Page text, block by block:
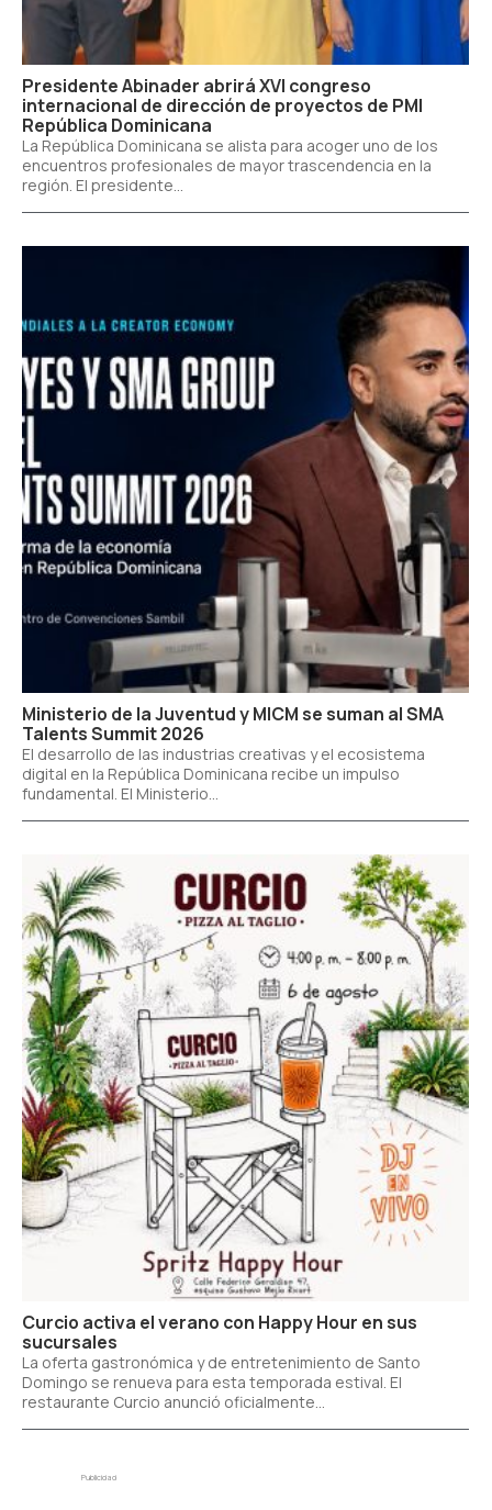
Presidente Abinader abrirá XVI congreso
internacional de dirección de proyectos de PMI
República Dominicana
La República Dominicana se alista para acoger uno de los
encuentros profesionales de mayor trascendencia en la
región. El presidente...
Ministerio de la Juventud y MICM se suman al SMA
Talents Summit 2026
El desarrollo de las industrias creativas y el ecosistema
digital en la República Dominicana recibe un impulso
fundamental. El Ministerio...
Curcio activa el verano con Happy Hour en sus
sucursales
La oferta gastronómica y de entretenimiento de Santo
Domingo se renueva para esta temporada estival. El
restaurante Curcio anunció oficialmente...
Publicidad